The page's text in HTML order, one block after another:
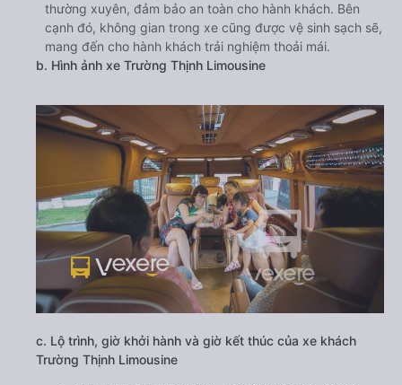
thường xuyên, đảm bảo an toàn cho hành khách. Bên
cạnh đó, không gian trong xe cũng được vệ sinh sạch sẽ,
mang đến cho hành khách trải nghiệm thoải mái.
b. Hình ảnh xe Trường Thịnh Limousine
c. Lộ trình, giờ khởi hành và giờ kết thúc của xe khách
Trường Thịnh Limousine